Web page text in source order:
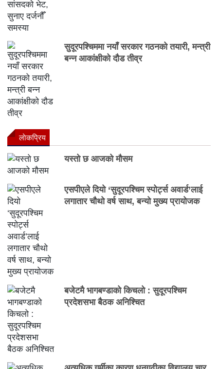
सुदूरपश्चिममा नयाँ सरकार गठनको तयारी, मन्त्री
बन्न आकांक्षीको दौड तीव्र
लाेकप्रिय
यस्तो छ आजको मौसम
एसपीएले दियो ‘सुदूरपश्चिम स्पोर्ट्स अवार्ड’लाई
लगातार चौथो वर्ष साथ, बन्यो मुख्य प्रायोजक
बजेटमै भागबण्डाको किचलो : सुदूरपश्चिम
प्रदेशसभा बैठक अनिश्चित